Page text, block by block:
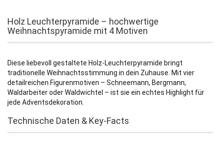
Holz Leuchterpyramide – hochwertige
Weihnachtspyramide mit 4 Motiven
Diese liebevoll gestaltete Holz-Leuchterpyramide bringt
traditionelle Weihnachtsstimmung in dein Zuhause. Mit vier
detailreichen Figurenmotiven – Schneemann, Bergmann,
Waldarbeiter oder Waldwichtel – ist sie ein echtes Highlight für
jede Adventsdekoration.
Technische Daten & Key-Facts